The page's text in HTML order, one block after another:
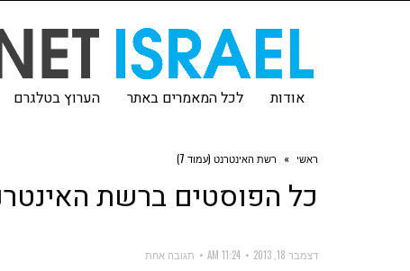
אודות לכל המאמרים באתר הערוץ בטלגרם
ראשי » רשת האינטרנט (עמוד 7)
כל הפוסטים ברשת
דצמבר 18, 2013 11:24 AM תגובה אחת